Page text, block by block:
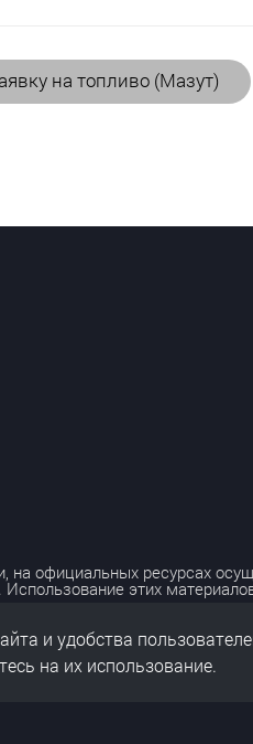
на топливо (Мазут)
официальных ресурсах
этих
и удобства
на их использование.